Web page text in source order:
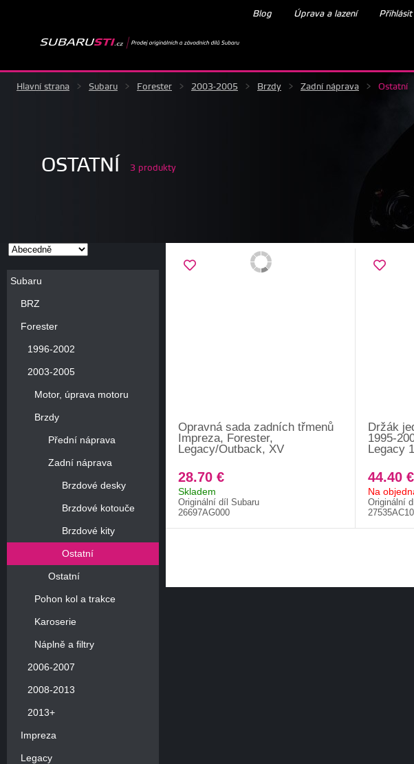
Blog Úprava a lazení Přihlásit
Hlavní strana > Subaru > Forester > 2003-2005 > Brzdy > Zadní náprava > Ostatní
OSTATNÍ 3 produkty
Subaru
BRZ
Forester
1996-2002
2003-2005
Motor, úprava motoru
Brzdy
Přední náprava
Zadní náprava
Brzdové desky
Brzdové kotouče
Brzdové kity
Ostatní
Ostatní
Pohon kol a trakce
Karoserie
Náplně a filtry
2006-2007
2008-2013
2013+
Impreza
Legacy
Opravná sada zadních třmenů
Impreza, Forester,
Legacy/Outback, XV
28.70 €
Skladem
Originální díl Subaru
26697AG000
Držák
1995-
Legacy
44.40 €
Na
Originální